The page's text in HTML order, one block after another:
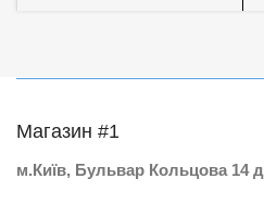
Магазин #1
м.Київ, Бульвар Кольцова 14 д